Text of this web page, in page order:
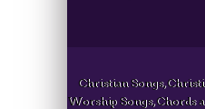
Christian Songs,
Worship Songs, Chords